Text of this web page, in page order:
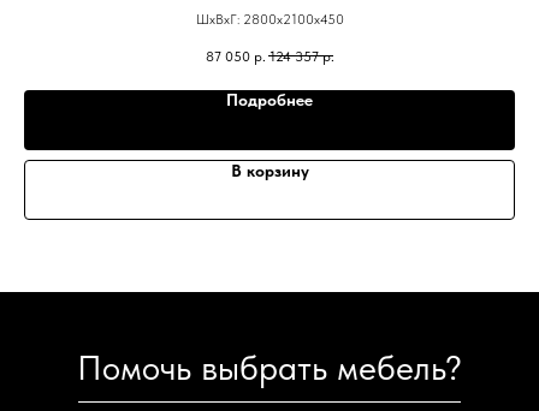
ШхВхГ: 2800х2100х450
87 050 р. 124 357 р.
Подробнее
В корзину
Помочь выбрать мебель?